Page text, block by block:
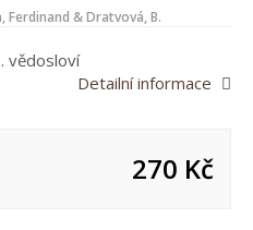
Ferdinand & Dratvová, B.
vědosloví
Detailní informace
270 Kč